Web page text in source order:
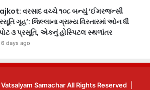
વરસાદ વચ્ચે ૧૦૮ બન્યું ‘ઈમરજન્સી
ગૃહ’: જિલ્લાના ગ્રામ્ય વિસ્તારમાં ઓન ધી
૩ પ્રસૂતિ, એકનું હોસ્પિટલ સ્થળાંતર
6 days ago
Vatsalyam Samachar All Rights Reserved